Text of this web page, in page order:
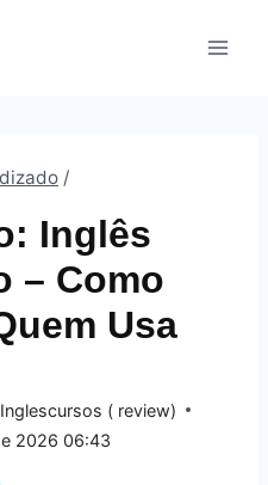
/
Inglês
– Como
Usa
( review)
2026 06:43